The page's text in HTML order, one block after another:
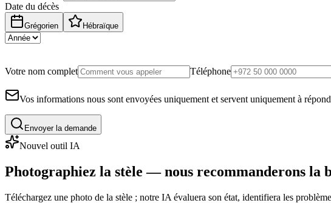
Date du décès
Grégorien Hébraïque
Votre nom complet Téléphone
Vos informations nous sont envoyées uniquement et servent uniquement à
Envoyer la demande
Nouvel outil IA
Photographiez la stèle — nous recommanderons la
Téléchargez une photo de la stèle ; notre IA évaluera son état, identifiera les